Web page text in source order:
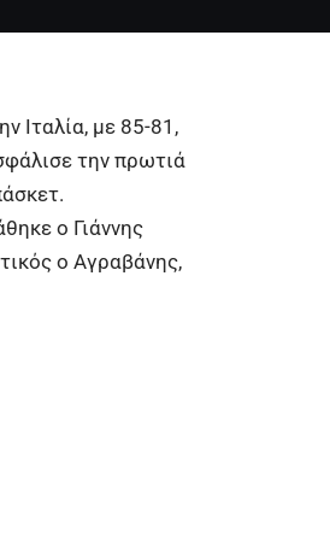
Ιταλία, με 85-81,
την πρωτιά
ο Γιάννης
ο Αγραβάνης,